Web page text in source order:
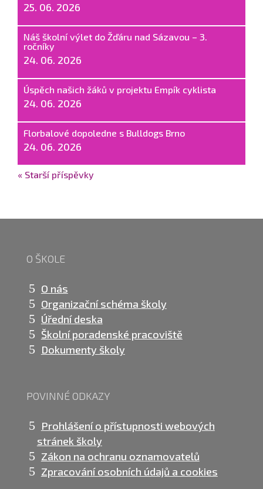
25. 06. 2026
Náš školní výlet do Žďáru nad Sázavou – 3.
ročníky
24. 06. 2026
Úspěch našich žáků v projektu Empík cyklista
24. 06. 2026
Florbalové dopoledne s Bulldogs Brno
24. 06. 2026
« Starší příspěvky
O ŠKOLE
O nás
Organizační schéma školy
Úřední deska
Školní poradenské pracoviště
Dokumenty školy
POVINNÉ ODKAZY
Prohlášení o přístupnosti webových
stránek školy
Zákon na ochranu oznamovatelů
Zpracování osobních údajů a cookies